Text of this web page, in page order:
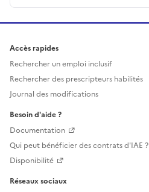
Accès rapides
Rechercher un emploi inclusif
Rechercher des prescripteurs habilités
Journal des modifications
Besoin d'aide ?
Documentation
Qui peut bénéficier des contrats d'IAE ?
Disponibilité
Réseaux sociaux